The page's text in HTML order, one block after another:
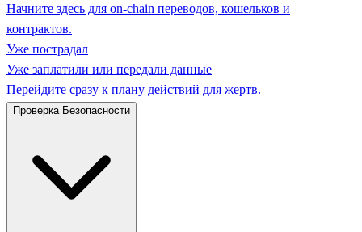
Начните здесь для on-chain переводов, кошельков и
контрактов.
Уже пострадал
Уже заплатили или передали данные
Перейдите сразу к плану действий для жертв.
Проверка Безопасности